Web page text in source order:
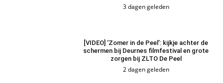
3 dagen geleden
[VIDEO] ‘Zomer in de Peel’: kijkje achter de
schermen bij Deurnes filmfestival en grote
zorgen bij ZLTO De Peel
2 dagen geleden